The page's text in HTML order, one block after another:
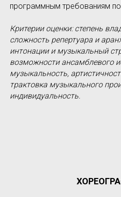
программным требованиям
Критерии оценки: степень
сложность репертуара и
интонации и музыкальный
возможности ансамблевого
музыкальность,
трактовка музыкального
индивидуальность.